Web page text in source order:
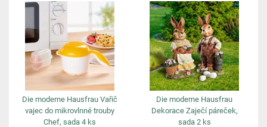
Die moderne Hausfrau Vařič
vajec do mikrovlnné trouby
Chef, sada 4 ks
Die moderne Hausfrau
Dekorace Zaječí páreček,
sada 2 ks